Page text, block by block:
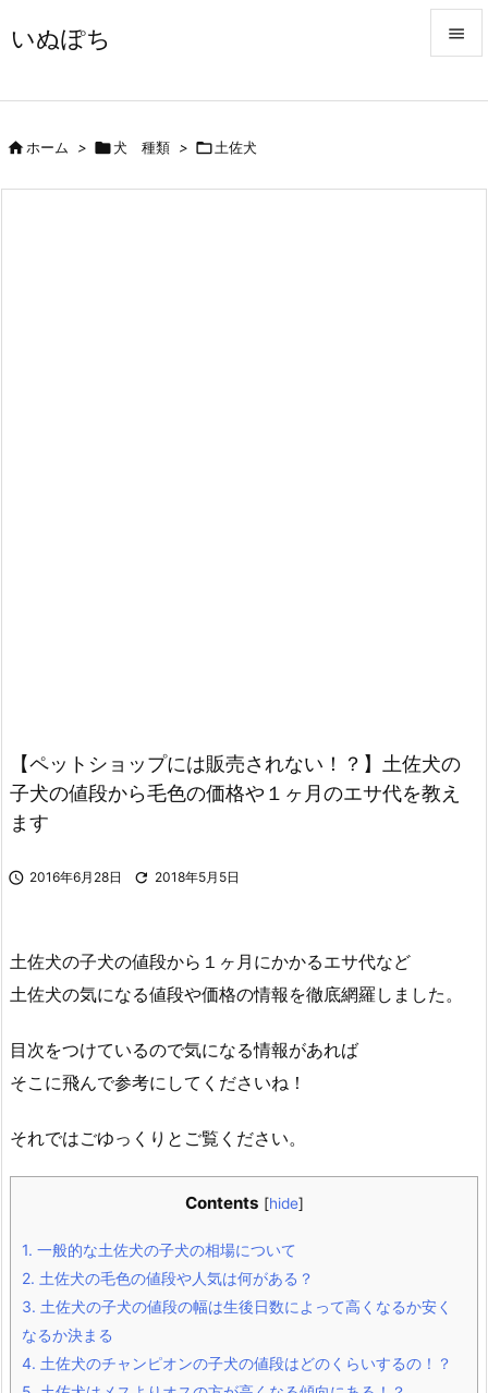
いぬぽち 
メニュ

ホーム > 犬 種類 > 土佐犬
【ペットショップには販売されない！？】土佐犬の
子犬の値段から毛色の価格や１ヶ月のエサ代を教え
ます
 2016年6月28日  2018年5月5日
土佐犬の子犬の値段から１ヶ月にかかるエサ代など
土佐犬の気になる値段や価格の情報を徹底網羅しました。
目次をつけているので気になる情報があれば
そこに飛んで参考にしてくださいね！
それではごゆっくりとご覧ください。
Contents [hide]
1. 一般的な土佐犬の子犬の相場について
2. 土佐犬の毛色の値段や人気は何がある？
3. 土佐犬の子犬の値段の幅は生後日数によって高くなるか安く
なるか決まる
4. 土佐犬のチャンピオンの子犬の値段はどのくらいするの！？